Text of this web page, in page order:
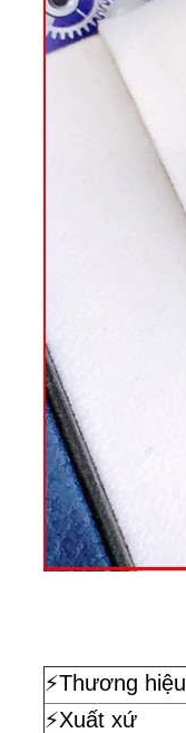
⚡️Thương hiệu
⚡️Xuất xứ